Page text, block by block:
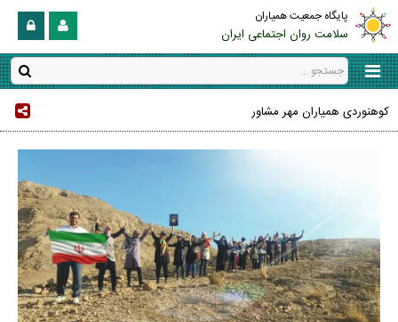
پایگاه جمعیت همیاران
سلامت روان اجتماعی ایران
کوهنوردی همیاران مهر مشاور